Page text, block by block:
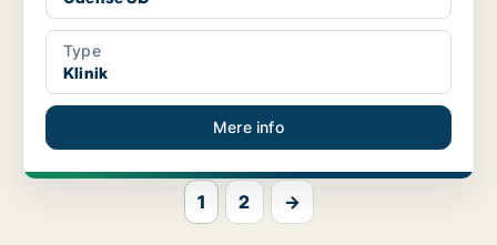
Type
Klinik
Mere info
1 2 →